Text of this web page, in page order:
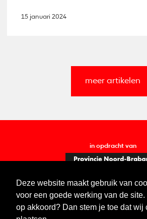
Deze website maakt gebruik van
voor een goede werking van de
op akkoord? Dan stem je toe dat wij
15 januari 2024
meer artikelen
in opdracht van